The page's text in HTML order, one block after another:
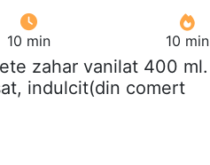
10 min 10 min
zahar vanilat 400 ml.
indulcit(din comert